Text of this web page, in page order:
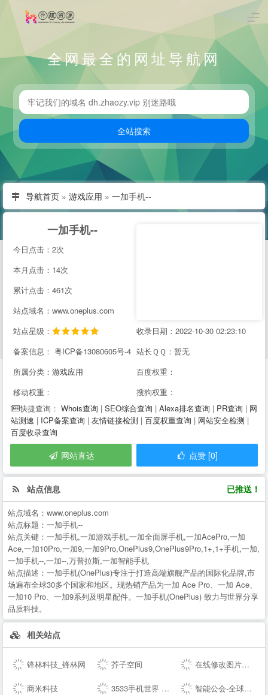
全网最全的网址导航网
导航首页 » 游戏应用 » 一加手机--
一加手机--
今日点击：2次
本月点击：14次
累计点击：461次
站点域名：www.oneplus.com
站点星级：
收录日期：2022-10-30 02:23:10
备案信息： 粤ICP备13080605号-4 站长ＱＱ：暂无
所属分类： 游戏应用
百度权重：
移动权重：
搜狗权重：
快捷查询： Whois查询 | SEO综合查询 | Alexa排名查询 | PR查询 | 网
站测速 | ICP备案查询 | 友情链接检测 | 百度权重查询 | 网站安全检测 |
百度收录查询
网站直达 点赞 [0]
站点信息 已推送！
站点域名： www.oneplus.com
站点标题： 一加手机--
站点关键： 一加手机,一加游戏手机,一加全面屏手机,一加AcePro,一加
Ace,一加10Pro,一加9,一加9Pro,OnePlus9,OnePlus9Pro,1+,1+手机,一加,
一加手机--,一加--,万普拉斯,一加智能手机
站点描述： 一加手机(OnePlus)专注于打造高端旗舰产品的国际化品牌,市
场遍布全球30多个国家和地区。现热销产品为一加 Ace Pro、一加 Ace、
一加10 Pro、一加9系列及明星配件。一加手机(OnePlus) 致力与世界分享
品质科技。
相关站点
锋林科技_锋林网 芥子空间 在线修改图片大小尺寸；免费抠图照片处理工具 - 改图神器
商米科技 3533手机世界 手机改变世界 彩票开奖助手 智能公会-全球智能产品评测资讯平台-致力于让智能走进生活